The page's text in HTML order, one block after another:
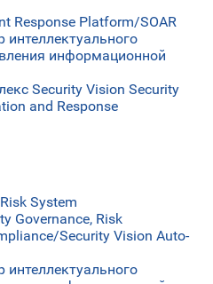
Response Platform/SOAR
интеллектуального
информационной
Security Vision Security
and Response
System
Governance, Risk
Security Vision Аuto-
интеллектуального